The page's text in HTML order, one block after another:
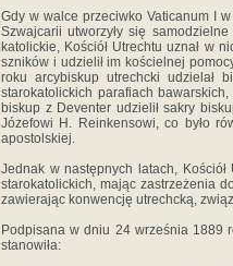
Gdy w walce przeciwko Vaticanum I
Szwajcarii utworzyły się samodzielne
katolickie, Kościół Utrechtu uznał w
szników i udzielił im kościelnej
roku arcybiskup utrechcki udzielał
starokatolickich parafiach
biskup z Deventer udzielił sakry
Józefowi H. Reinkensowi, co było
apostolskiej.
Jednak w następnych latach,
starokatolickich, mając zastrzeżenia
zawierając konwencję utrechcką,
Podpisana w dniu 24 września 1889
stanowiła: